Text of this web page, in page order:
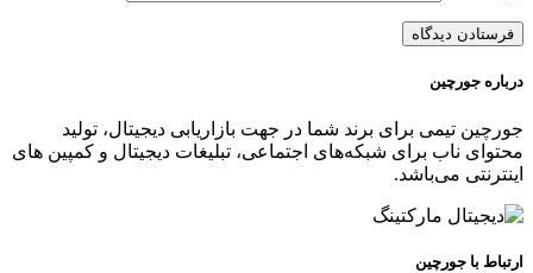
درباره جورچین
جورچین تیمی برای برند شما در جهت بازاریابی دیجیتال، تولید
محتوای ناب برای شبکه‌های اجتماعی، تبلیغات دیجیتال و کمپین های
اینترنتی می‌باشد.
ارتباط با جورچین